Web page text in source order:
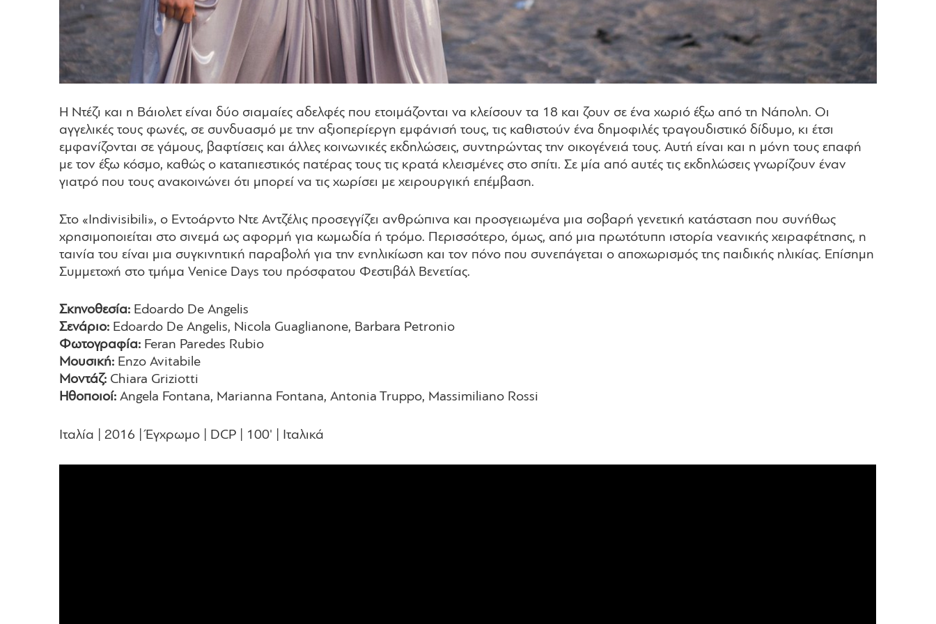
Η Ντέζι και η Βάιολετ είναι δύο σιαμαίες αδελφές που ετοιμάζονται να κλείσουν τα 18 και ζουν σε ένα χωριό έξω από τη Νάπολη. Οι
αγγελικές τους φωνές, σε συνδυασμό με την αξιοπερίεργη εμφάνισή τους, τις καθιστούν ένα δημοφιλές τραγουδιστικό δίδυμο, κι έτσι
εμφανίζονται σε γάμους, βαφτίσεις και άλλες κοινωνικές εκδηλώσεις, συντηρώντας την οικογένειά τους. Αυτή είναι και η μόνη τους επαφή
με τον έξω κόσμο, καθώς ο καταπιεστικός πατέρας τους τις κρατά κλεισμένες στο σπίτι. Σε μία από αυτές τις εκδηλώσεις γνωρίζουν έναν
γιατρό που τους ανακοινώνει ότι μπορεί να τις χωρίσει με χειρουργική επέμβαση.
Στο «Indivisibili», o Εντοάρντο Ντε Αντζέλις προσεγγίζει ανθρώπινα και προσγειωμένα μια σοβαρή γενετική κατάσταση που συνήθως
χρησιμοποιείται στο σινεμά ως αφορμή για κωμωδία ή τρόμο. Περισσότερο, όμως, από μια πρωτότυπη ιστορία νεανικής χειραφέτησης, η
ταινία του είναι μια συγκινητική παραβολή για την ενηλικίωση και τον πόνο που συνεπάγεται ο αποχωρισμός της παιδικής ηλικίας. Επίσημη
Συμμετοχή στο τμήμα Venice Days του πρόσφατου Φεστιβάλ Βενετίας.
Σκηνοθεσία: Edoardo De Angelis
Σενάριο: Edoardo De Angelis, Nicola Guaglianone, Barbara Petronio
Φωτογραφία: Feran Paredes Rubio
Μουσική: Enzo Avitabile
Μοντάζ: Chiara Griziotti
Ηθοποιοί: Angela Fontana, Marianna Fontana, Antonia Truppo, Massimiliano Rossi
Ιταλία | 2016 | Έγχρωμο | DCP | 100' | Ιταλικά